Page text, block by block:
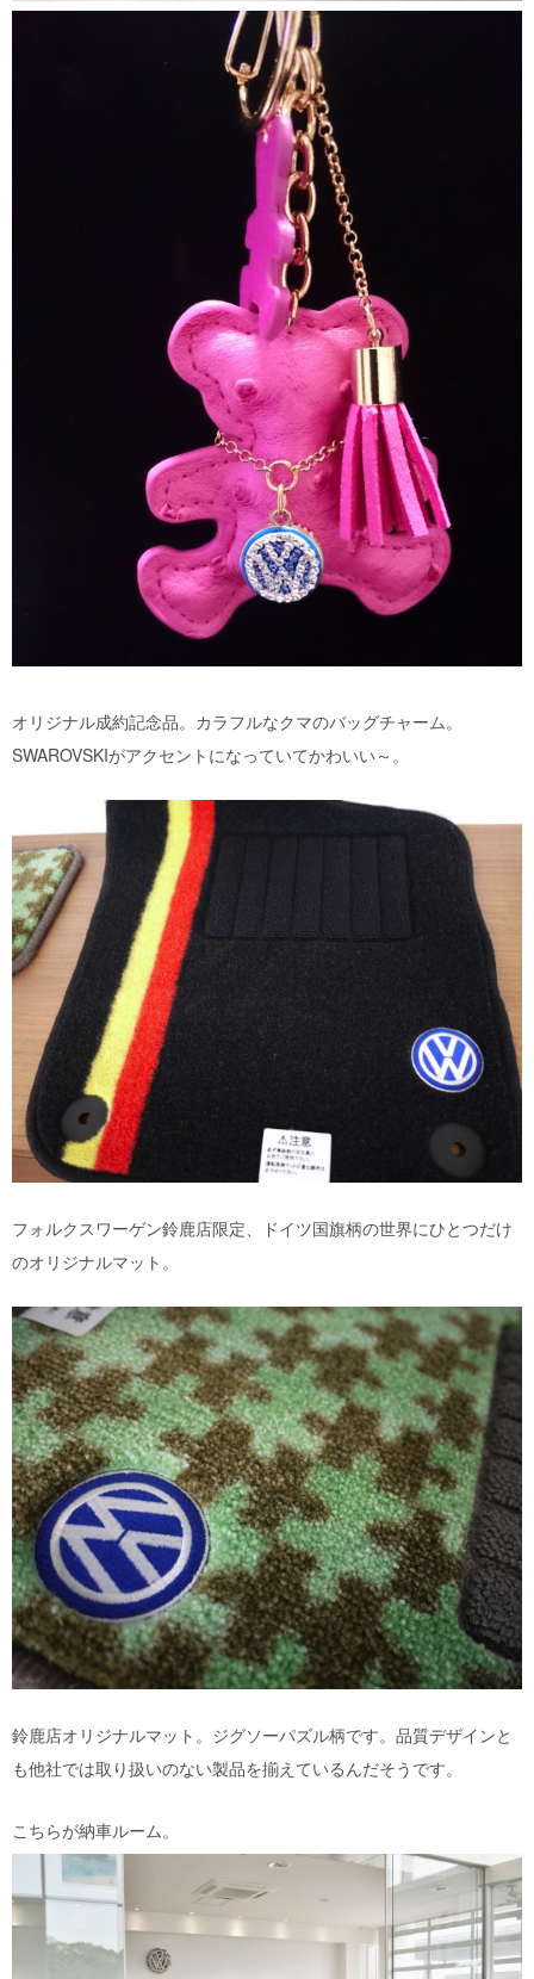
オリジナル成約記念品。カラフルなクマのバッグチャーム。
SWAROVSKIがアクセントになっていてかわいい～。
フォルクスワーゲン鈴鹿店限定、ドイツ国旗柄の世界にひとつだけ
のオリジナルマット。
鈴鹿店オリジナルマット。ジグソーパズル柄です。品質デザインと
も他社では取り扱いのない製品を揃えているんだそうです。
こちらが納車ルーム。